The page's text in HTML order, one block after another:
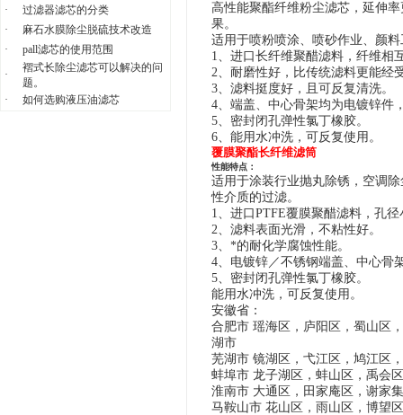
·
过滤器滤芯的分类
·
麻石水膜除尘脱硫技术改造
·
pall滤芯的使用范围
·
褶式长除尘滤芯可以解决的问
题。
·
如何选购液压油滤芯
高性能聚酯纤维粉尘滤芯，延伸率
果。
适用于喷粉喷涂、喷砂作业、颜
1、进口长纤维聚醋滤料，纤维相
2、耐磨性好，比传统滤料更能经
3、滤料挺度好，且可反复清洗。
4、端盖、中心骨架均为电镀锌件
5、密封闭孔弹性氯丁橡胶。
6、 能用水冲洗，可反复使用。
覆膜聚酯长纤维滤筒
性能特点：
适用于涂装行业抛丸除锈，空调
性介质的过滤。
1、进口PTFE覆膜聚醋滤料，孔
2、滤料表面光滑，不粘性好。
3、 *的耐化学腐蚀性能。
4、电镀锌／不锈钢端盖、中心骨
5、密封闭孔弹性氯丁橡胶。
能用水冲洗，可反复使用。
安徽省：
合肥市 瑶海区，庐阳区，蜀山区
湖市
芜湖市 镜湖区，弋江区，鸠江区
蚌埠市 龙子湖区，蚌山区，禹会
淮南市 大通区，田家庵区，谢家
马鞍山市 花山区，雨山区，博望